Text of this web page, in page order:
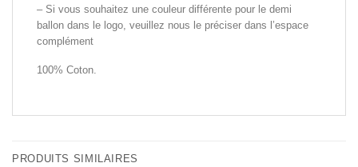
– Si vous souhaitez une couleur différente pour le demi
ballon dans le logo, veuillez nous le préciser dans l’espace
complément
100% Coton.
PRODUITS SIMILAIRES